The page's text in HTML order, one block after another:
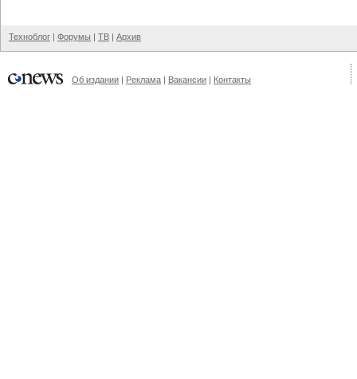
Техноблог | Форумы | ТВ | Архив
Об издании | Реклама | Вакансии | Контакты